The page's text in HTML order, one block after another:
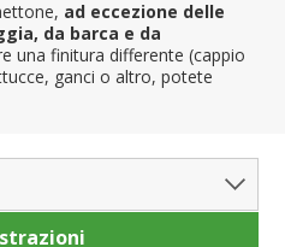
ad eccezione delle
da barca e da
una finitura differente (cappio
ganci o altro, potete